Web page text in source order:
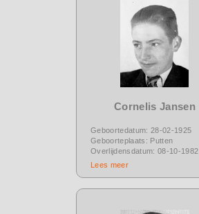
Cornelis Jansen
Geboortedatum: 28-02-1925
Geboorteplaats: Putten
Overlijdensdatum: 08-10-1982
Lees meer